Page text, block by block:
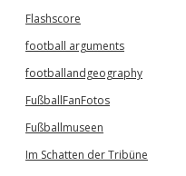
Flashscore
football arguments
footballandgeography
FußballFanFotos
Fußballmuseen
Im Schatten der Tribüne